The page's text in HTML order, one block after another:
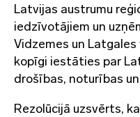
Latvijas austrumu
iedzīvotājiem un
Vidzemes un
kopīgi iestāties par
drošības, noturības
Rezolūcijā uzsvērts,